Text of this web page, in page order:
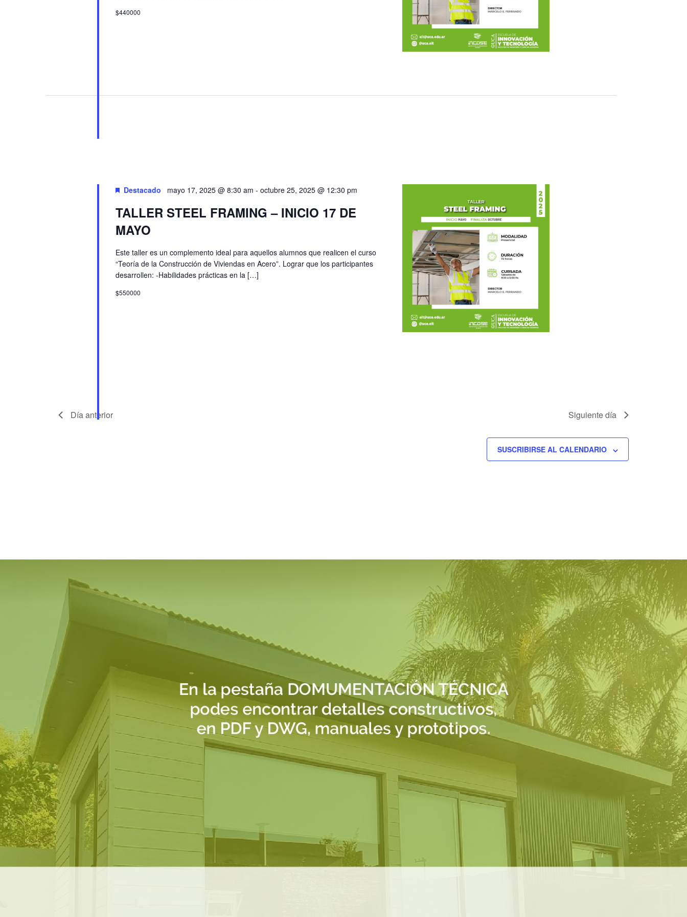
$440000
Destacado mayo 17, 2025 @ 8:30 am -octubre 25, 2025 @ 12:30 pm
TALLER STEEL FRAMING – INICIO 17 DE
MAYO
Este taller es un complemento ideal para aquellos alumnos que realicen el curso
“Teoría de la Construcción de Viviendas en Acero”. Lograr que los participantes
desarrollen: -Habilidades prácticas en la […]
$550000
Día anterior Siguiente día
SUSCRIBIRSE AL CALENDARIO